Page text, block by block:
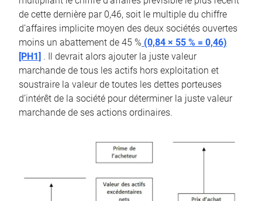
de cette dernière par 0,46, soit le multiple du chiffre
d’affaires implicite moyen des deux sociétés ouvertes
moins un abattement de 45 % (0,84 × 55 % = 0,46)
[PH1] . Il devrait alors ajouter la juste valeur
marchande de tous les actifs hors exploitation et
soustraire la valeur de toutes les dettes porteuses
d’intérêt de la société pour déterminer la juste valeur
marchande de ses actions ordinaires.